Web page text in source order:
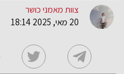
צוות מאמני כושר
20 מאי, 2025 18:14